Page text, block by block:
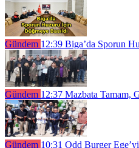
Gündem 12:39 Biga’da Sporun
Gündem 12:37 Mazbata Tamam,
Gündem 10:31 Odd Burger